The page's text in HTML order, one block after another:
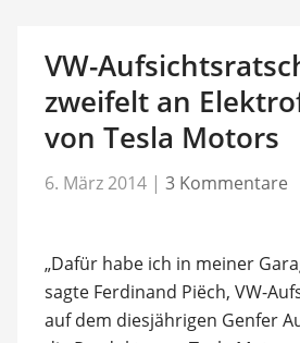
VW-
zweifelt an
von Tesla Motors
6. März 2014 | 3 Kommentare
„Dafür habe ich in meiner
sagte Ferdinand Piëch, VW-
auf dem diesjährigen Genfer